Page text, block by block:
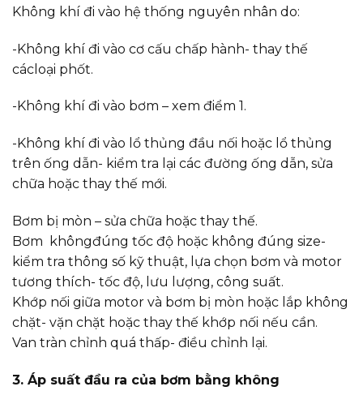
Không khí đi vào hệ thống nguyên nhân do:
-Không khí đi vào cơ cấu chấp hành- thay thế
cácloại phốt.
-Không khí đi vào bơm – xem điểm 1.
-Không khí đi vào lổ thủng đầu nối hoặc lổ thủng
trên ống dẫn- kiểm tra lại các đường ống dẫn, sửa
chữa hoặc thay thế mới.
Bơm bị mòn – sửa chữa hoặc thay thế.
Bơm khôngđúng tốc độ hoặc không đúng size-
kiểm tra thông số kỹ thuật, lựa chọn bơm và motor
tương thích- tốc độ, lưu lượng, công suất.
Khớp nối giữa motor và bơm bị mòn hoặc lắp không
chặt- vặn chặt hoặc thay thế khớp nối nếu cần.
Van tràn chỉnh quá thấp- điều chỉnh lại.
3. Áp suất đầu ra của bơm bằng không